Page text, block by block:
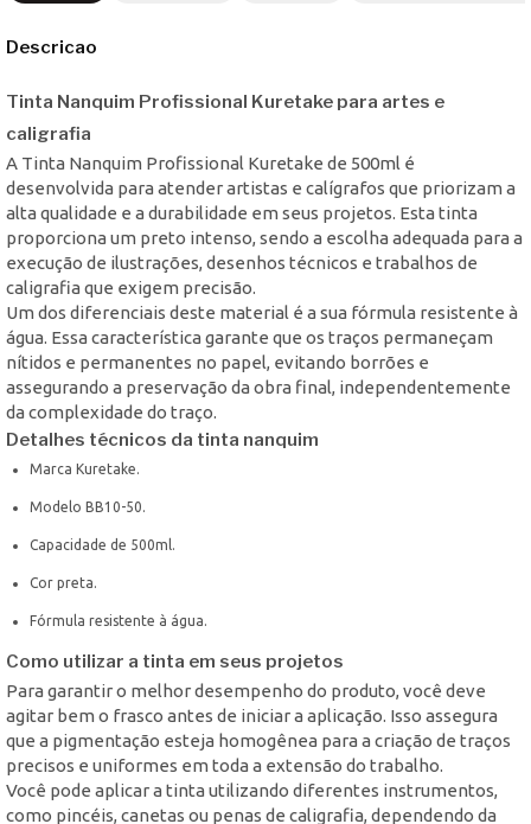
Descricao
Tinta Nanquim Profissional Kuretake para artes e
caligrafia
A Tinta Nanquim Profissional Kuretake de 500ml é
desenvolvida para atender artistas e calígrafos que priorizam a
alta qualidade e a durabilidade em seus projetos. Esta tinta
proporciona um preto intenso, sendo a escolha adequada para a
execução de ilustrações, desenhos técnicos e trabalhos de
caligrafia que exigem precisão.
Um dos diferenciais deste material é a sua fórmula resistente à
água. Essa característica garante que os traços permaneçam
nítidos e permanentes no papel, evitando borrões e
assegurando a preservação da obra final, independentemente
da complexidade do traço.
Detalhes técnicos da tinta nanquim
Marca Kuretake.
Modelo BB10-50.
Capacidade de 500ml.
Cor preta.
Fórmula resistente à água.
Como utilizar a tinta em seus projetos
Para garantir o melhor desempenho do produto, você deve
agitar bem o frasco antes de iniciar a aplicação. Isso assegura
que a pigmentação esteja homogênea para a criação de traços
precisos e uniformes em toda a extensão do trabalho.
Você pode aplicar a tinta utilizando diferentes instrumentos,
como pincéis, canetas ou penas de caligrafia, dependendo da